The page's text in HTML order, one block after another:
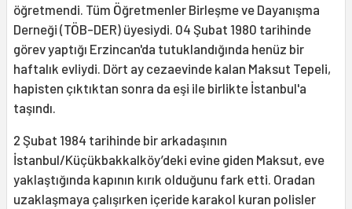
öğretmendi. Tüm Öğretmenler Birleşme ve Dayanışma
Derneği (TÖB-DER) üyesiydi. 04 Şubat 1980 tarihinde
görev yaptığı Erzincan'da tutuklandığında henüz bir
haftalık evliydi. Dört ay cezaevinde kalan Maksut Tepeli,
hapisten çıktıktan sonra da eşi ile birlikte İstanbul'a
taşındı.
2 Şubat 1984 tarihinde bir arkadaşının
İstanbul/Küçükbakkalköy’deki evine giden Maksut, eve
yaklaştığında kapının kırık olduğunu fark etti. Oradan
uzaklaşmaya çalışırken içeride karakol kuran polisler